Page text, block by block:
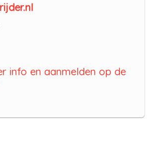
info en aanmelden op de